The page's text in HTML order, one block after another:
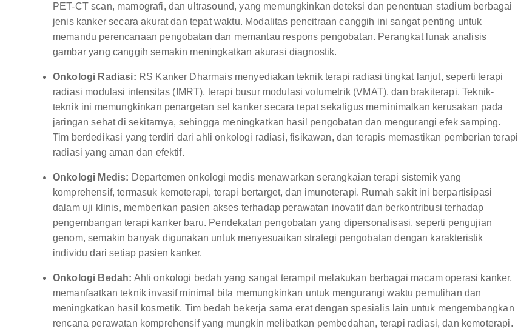
PET-CT scan, mamografi, dan ultrasound, yang memungkinkan deteksi dan penentuan stadium berbagai
jenis kanker secara akurat dan tepat waktu. Modalitas pencitraan canggih ini sangat penting untuk
memandu perencanaan pengobatan dan memantau respons pengobatan. Perangkat lunak analisis
gambar yang canggih semakin meningkatkan akurasi diagnostik.
Onkologi Radiasi: RS Kanker Dharmais menyediakan teknik terapi radiasi tingkat lanjut, seperti terapi
radiasi modulasi intensitas (IMRT), terapi busur modulasi volumetrik (VMAT), dan brakiterapi. Teknik-
teknik ini memungkinkan penargetan sel kanker secara tepat sekaligus meminimalkan kerusakan pada
jaringan sehat di sekitarnya, sehingga meningkatkan hasil pengobatan dan mengurangi efek samping.
Tim berdedikasi yang terdiri dari ahli onkologi radiasi, fisikawan, dan terapis memastikan pemberian terapi
radiasi yang aman dan efektif.
Onkologi Medis: Departemen onkologi medis menawarkan serangkaian terapi sistemik yang
komprehensif, termasuk kemoterapi, terapi bertarget, dan imunoterapi. Rumah sakit ini berpartisipasi
dalam uji klinis, memberikan pasien akses terhadap perawatan inovatif dan berkontribusi terhadap
pengembangan terapi kanker baru. Pendekatan pengobatan yang dipersonalisasi, seperti pengujian
genom, semakin banyak digunakan untuk menyesuaikan strategi pengobatan dengan karakteristik
individu dari setiap pasien kanker.
Onkologi Bedah: Ahli onkologi bedah yang sangat terampil melakukan berbagai macam operasi kanker,
memanfaatkan teknik invasif minimal bila memungkinkan untuk mengurangi waktu pemulihan dan
meningkatkan hasil kosmetik. Tim bedah bekerja sama erat dengan spesialis lain untuk mengembangkan
rencana perawatan komprehensif yang mungkin melibatkan pembedahan, terapi radiasi, dan kemoterapi.